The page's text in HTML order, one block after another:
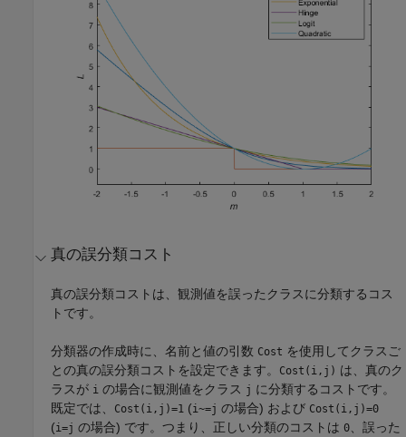
真の誤分類コスト
真の誤分類コストは、観測値を誤ったクラスに分類するコス
トです。
分類器の作成時に、名前と値の引数 Cost を使用してクラスご
との真の誤分類コストを設定できます。
Cost(i,j) は、真のク
ラスが i の場合に観測値をクラス j に分類するコストです。
既定では、
Cost(i,j)=1 (i~=j の場合) および Cost(i,j)=0
(i=j の場合) です。つまり、正しい分類のコストは 0 、誤った